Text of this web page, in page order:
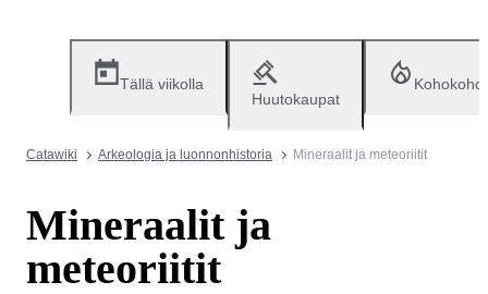
Tällä viikolla
Huutokaupat
Catawiki Arkeologia ja luonnonhistoria Mineraalit ja meteoriitit
Mineraalit ja
meteoriitit